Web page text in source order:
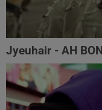
Jyeuhair - AH BON